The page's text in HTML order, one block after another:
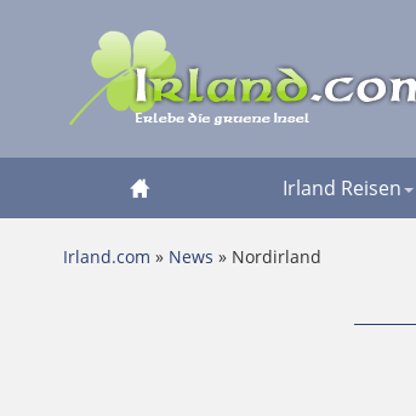
Irland Reisen
Irland.com » News » Nordirland